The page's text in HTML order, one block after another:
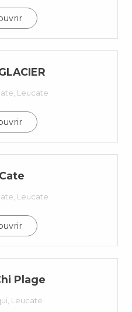
Leucate
Leucate
Plage
Leucate